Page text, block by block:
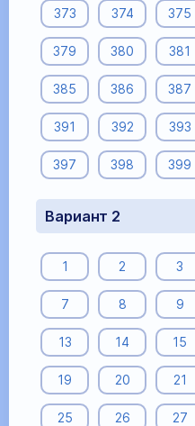
373 374 375
379 380 381
385 386 387
391 392 393
397 398 399
Вариант 2
1 2 3
7 8 9
13 14 15
19 20 21
25 26 27